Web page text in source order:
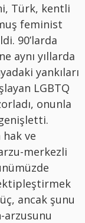
Türk, kentli
feminist
90’larda
aynı yıllarda
yankıları
LGBTQ
onunla
ve
merkezli
ancak şunu
arzusunu